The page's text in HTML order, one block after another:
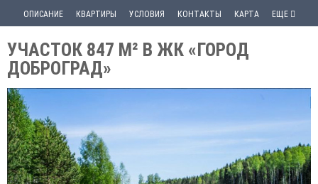
ОПИСАНИЕ КВАРТИРЫ УСЛОВИЯ КОНТАКТЫ КАРТА ЕЩЕ
УЧАСТОК 847 М² В ЖК «ГОРОД
ДОБРОГРАД»